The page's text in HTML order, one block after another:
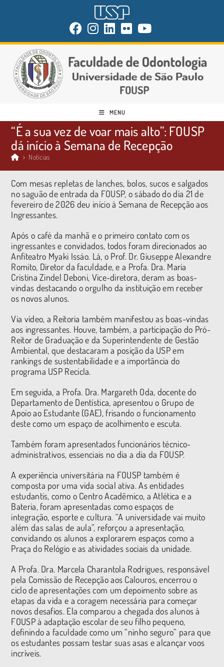
MENU
“É a sua vez de voar mais alto”: FOUSP
dá início à Semana de Recepção
> Notícias
Com mesas repletas de lanches, bolos, sucos e salgados
no saguão de entrada da FOUSP, o sábado do dia 21 de
fevereiro de 2026 deu início à Semana de Recepção aos
Ingressantes.
Após o café da manhã e o primeiro contato com os
ingressantes e convidados, todos foram direcionados ao
Anfiteatro Myaki Issáo. Lá, o Prof. Dr. Giuseppe Alexandre
Romito, Diretor da faculdade, e a Profa. Dra. Maria
Cristina Zindel Deboni, Vice-diretora, deram as boas-
vindas destacando o orgulho da instituição em receber
os novos alunos.
Via vídeo, a Reitoria também manifestou as boas-vindas
aos ingressantes. Houve, também, a participação do Pró-
Reitor de Graduação e da Superintendente de Gestão
Ambiental, que destacaram a posição da USP em
rankings de sustentabilidade e a importância do
programa USP Recicla.
Em seguida, a Profa. Dra. Margareth Oda, docente do
Departamento de Dentística, apresentou o Grupo de
Apoio ao Estudante (GAE), frisando o funcionamento
deste como um espaço de acolhimento e escuta.
Também foram apresentados funcionários técnico-
administrativos, essenciais no dia a dia da FOUSP.
A experiência universitária na FOUSP também é
composta por uma vida social ativa. As entidades
estudantis, como o Centro Acadêmico, a Atlética e a
Bateria, foram apresentadas como espaços de
integração, esporte e cultura. “A universidade vai muito
além das salas de aula”, reforçou a apresentação,
convidando os alunos a explorarem espaços como a
Praça do Relógio e as atividades sociais da unidade.
A Profa. Dra. Marcela Charantola Rodrigues, responsável
pela Comissão de Recepção aos Calouros, encerrou o
ciclo de apresentações com um depoimento sobre as
etapas da vida e a coragem necessária para começar
novos desafios. Ela comparou a chegada dos alunos à
FOUSP à adaptação escolar de seu filho pequeno,
definindo a faculdade como um “ninho seguro” para que
os estudantes possam testar suas asas e alcançar voos
incríveis.